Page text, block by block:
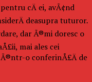
cÄ ei, avÃ¢nd
deasupra tuturor.
dar Ã®mi doresc o
mai ales cei
o conferinÅ£Ä de